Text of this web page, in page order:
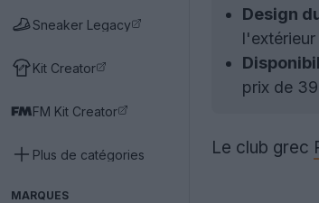
Sneaker Legacy
Kit Creator
FM Kit Creator
Plus de catégories
MARQUES
Design
prix de
Le club grec